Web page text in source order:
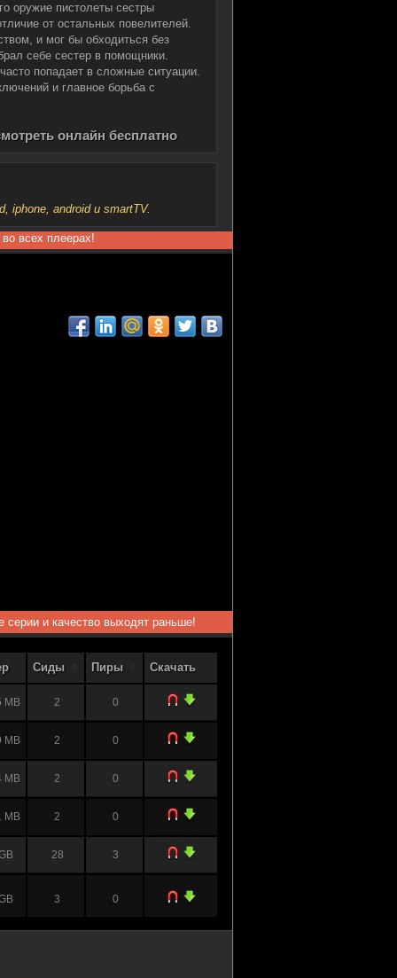
оружие пистолеты сестры
от остальных повелителей.
и мог бы обходиться без
себе сестер в помощники.
попадает в сложные ситуации.
и главное борьба с
онлайн бесплатно
iphone, android и smartTV.
всех плеерах!
серии и качество выходят раньше!
Сиды Пиры Скачать
MB 2 0
MB 2 0
MB 2 0
MB 2 0
28 3
3 0